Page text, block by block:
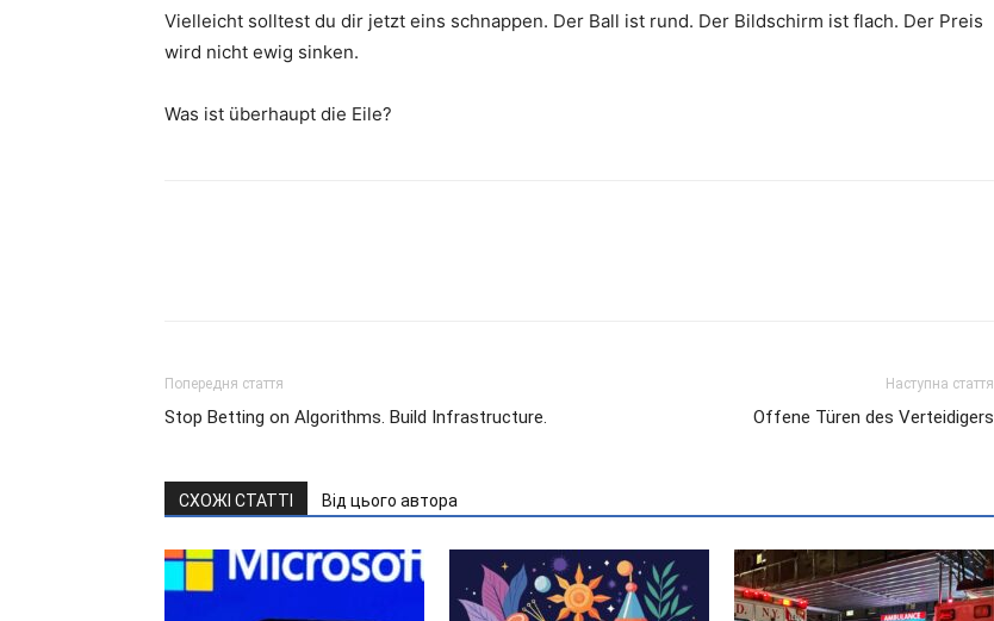
Vielleicht solltest du dir jetzt eins schnappen. Der Ball ist rund. Der Bildschirm ist flach. Der Preis
wird nicht ewig sinken.
Was ist überhaupt die Eile?
Попередня стаття
Stop Betting on Algorithms. Build Infrastructure.
Наступна стаття
Offene Türen des Verteidigers
СХОЖІ СТАТТІ Від цього автора